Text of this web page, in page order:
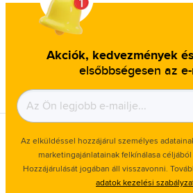
Akciók, kedvezmények
elsőbbségesen az
Az elküldéssel hozzájárul személyes
marketingajánlatainak felkínálasa
Hozzájárulását jogában áll visszavonni.
adatok kezelési